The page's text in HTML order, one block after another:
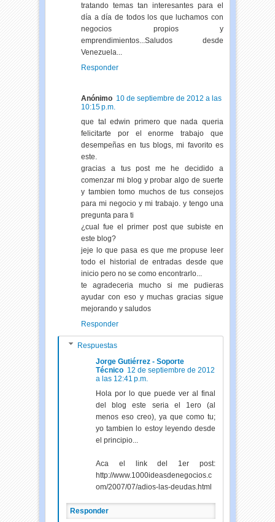
tratando temas tan interesantes para el
día a día de todos los que luchamos con
negocios propios y
emprendimientos...Saludos desde
Venezuela...
Responder
Anónimo 10 de septiembre de 2012 a las
10:15 p.m.
que tal edwin primero que nada queria
felicitarte por el enorme trabajo que
desempeñas en tus blogs, mi favorito es
este.
gracias a tus post me he decidido a
comenzar mi blog y probar algo de suerte
y tambien tomo muchos de tus consejos
para mi negocio y mi trabajo. y tengo una
pregunta para ti
¿cual fue el primer post que subiste en
este blog?
jeje lo que pasa es que me propuse leer
todo el historial de entradas desde que
inicio pero no se como encontrarlo...
te agradeceria mucho si me pudieras
ayudar con eso y muchas gracias sigue
mejorando y saludos
Responder
Respuestas
Jorge Gutiérrez - Soporte
Técnico 12 de septiembre de 2012
a las 12:41 p.m.
Hola por lo que puede ver al final
del blog este seria el 1ero (al
menos eso creo), ya que como tu;
yo tambien lo estoy leyendo desde
el principio...
Aca el link del 1er post:
http://www.1000ideasdenegocios.c
om/2007/07/adios-las-deudas.html
Responder